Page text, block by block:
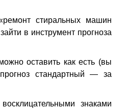
стиральных машин
в инструмент прогноза
оставить как есть (вы
стандартный — за
знаками